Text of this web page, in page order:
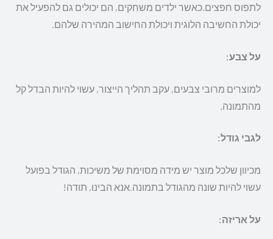
לתפוס חפצים.כאשר ילדים משחקים, הם יכולים גם להפעיל את
יכולת החשיבה הלוגית ויכולת החישוב המהירה שלהם.
על צבע:
למוצרים מרובי צבעים, עקב תהליך הייצור, עשוי להיות הבדל קל
מהתמונה.
לגבי גודל:
מכיוון שלכל מוצר יש מידה מסוימת של משיכות, הגודל בפועל
עשוי להיות שונה מהגודל בתמונה.אנא הבינו, תודה!
על אריזה: